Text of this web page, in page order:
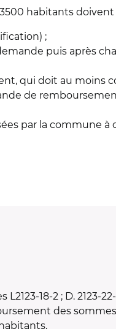
habitants doivent
;
puis après
qui doit au moins
de
par la commune à
18-2 ; D. 2123-
des sommes